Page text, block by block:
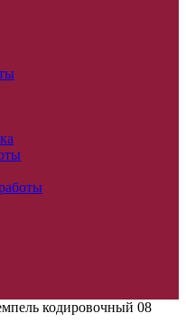
кодировочный 08